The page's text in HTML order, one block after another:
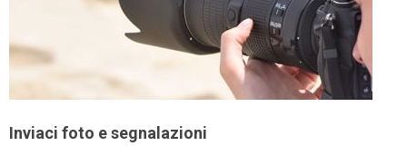
Inviaci foto e segnalazioni